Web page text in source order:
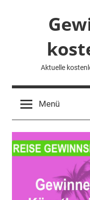
Aktuelle
Menü